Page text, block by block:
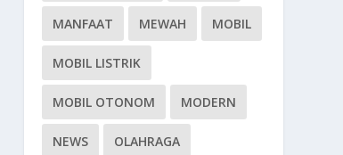
MANFAAT MEWAH MOBIL
MOBIL LISTRIK
MOBIL OTONOM MODERN
NEWS OLAHRAGA